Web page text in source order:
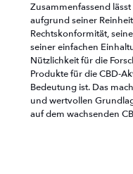
Zusammenfassend
aufgrund seiner
Rechtskonformität,
seiner einfachen
Nützlichkeit für die
Produkte für die CBD-
Bedeutung ist. Das
und wertvollen
auf dem wachsenden